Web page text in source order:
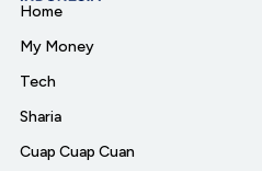
Home
My Money
Tech
Sharia
Cuap Cuap Cuan